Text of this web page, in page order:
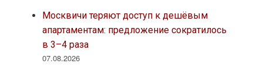
Москвичи теряют доступ к дешёвым
апартаментам: предложение сократилось
в 3–4 раза
07.08.2026